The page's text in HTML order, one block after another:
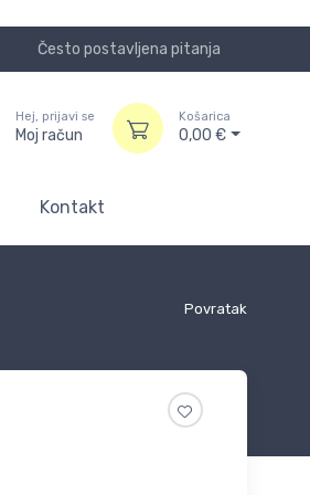
Često postavljena pitanja
Hej, prijavi se
Moj račun
Košarica
0,00 €
Kontakt
Povratak